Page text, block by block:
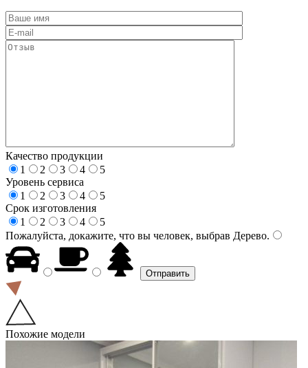
Качество продукции
1
2 3 4
5
Уровень сервиса
1
2 3 4
5
Срок изготовления
1
2 3 4
5
Пожалуйста, докажите, что вы человек, выбрав Дерево.
Похожие модели